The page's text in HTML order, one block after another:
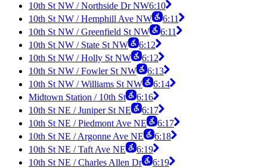
10th St NW / Northside Dr NW6:10
10th St NW / Hemphill Ave NW
6:11
10th St NW / Greenfield St NW
6:11
10th St NW / State St NW
6:12
10th St NW / Holly St NW
6:12
10th St NW / Fowler St NW
6:13
10th St NW / Williams St NW
6:14
Midtown Station / 10th St
6:16
10th St NE / Juniper St NE
6:17
10th St NE / Piedmont Ave NE
6:17
10th St NE / Argonne Ave NE
6:18
10th St NE / Taft Ave NE
6:19
10th St NE / Charles Allen Dr
6:19